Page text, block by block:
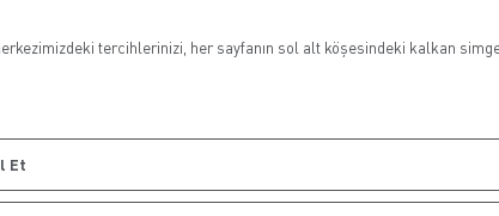
tercihlerinizi, her sayfanın sol alt köşesindeki kalkan
Et